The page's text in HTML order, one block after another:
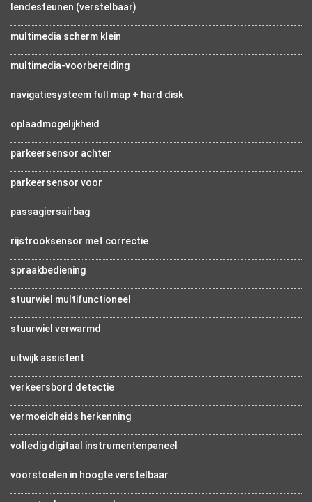
lendesteunen (verstelbaar)
multimedia scherm klein
multimedia-voorbereiding
navigatiesysteem full map + hard disk
oplaadmogelijkheid
parkeersensor achter
parkeersensor voor
passagiersairbag
rijstrooksensor met correctie
spraakbediening
stuurwiel multifunctioneel
stuurwiel verwarmd
uitwijk assistent
verkeersbord detectie
vermoeidheids herkenning
volledig digitaal instrumentenpaneel
voorstoelen in hoogte verstelbaar